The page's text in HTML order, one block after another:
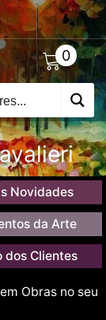
0
Novidades
da Arte
dos Clientes
Obras no seu